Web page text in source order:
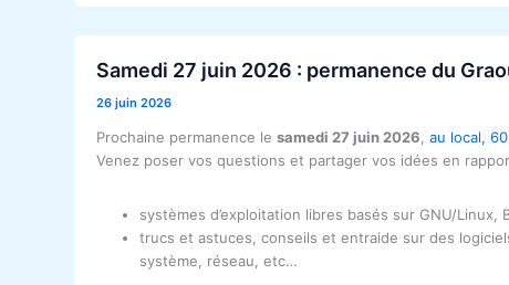
Samedi 27 juin 2026 : permanence du
26 juin 2026
Prochaine permanence le samedi 27 juin 2026 au local,
Venez poser vos questions et partager vos idées en
systèmes d’exploitation libres basés sur GNU/
trucs et astuces, conseils et entraide sur des
système, réseau, etc…